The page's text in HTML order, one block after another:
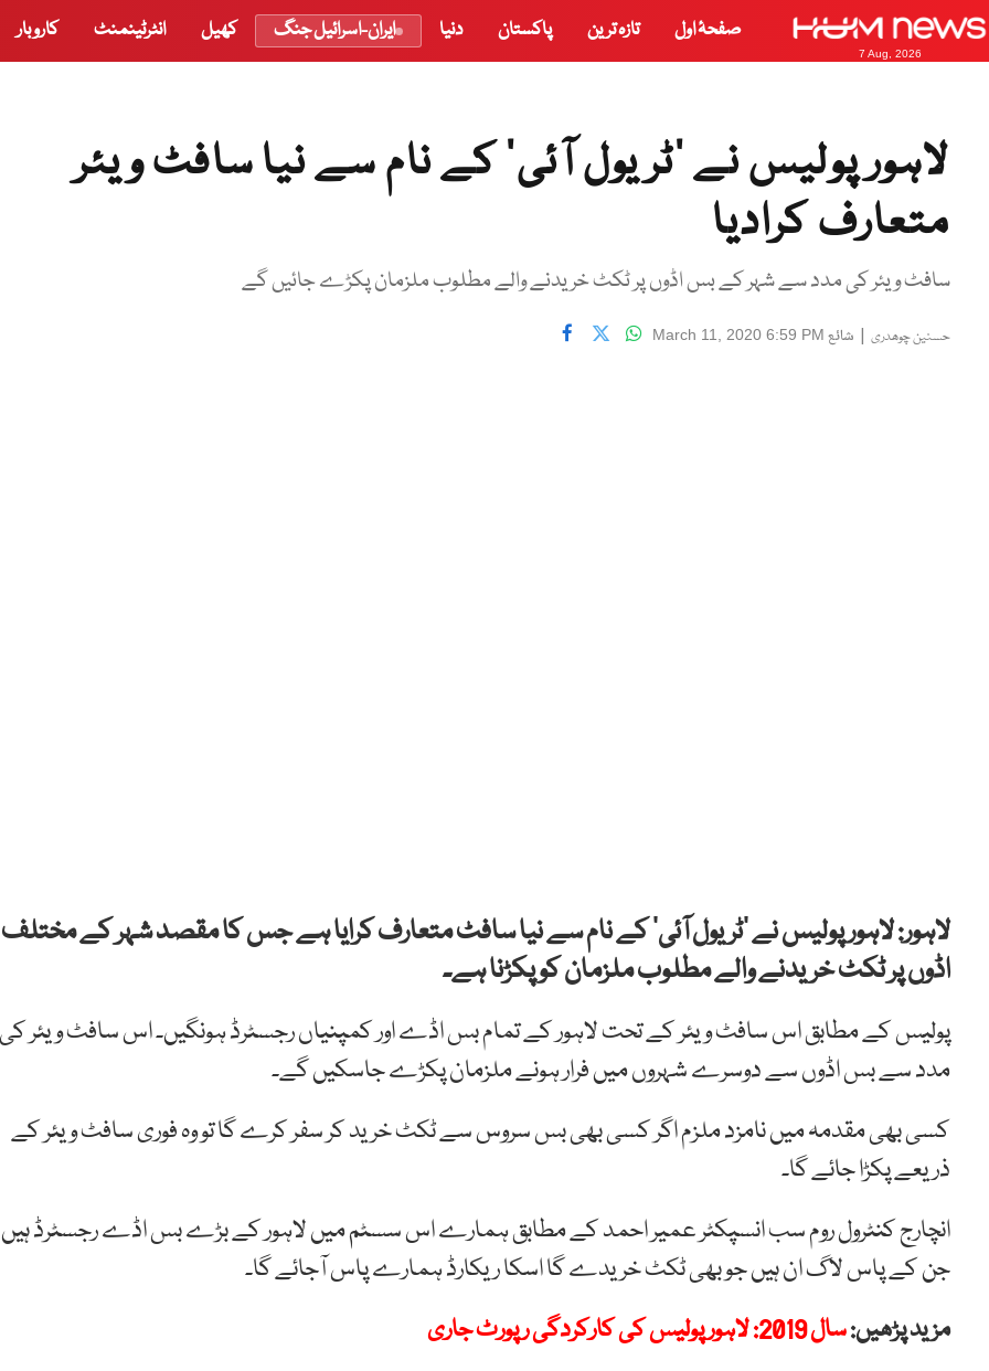
7 Aug, 2026
صفحۂ اول تازہ ترین پاکستان دنیا ایران-اسرائیل جنگ کھیل انٹرٹینمنٹ کاروبار
لاہور پولیس نے ’ٹریول آئی‘ کے نام سے نیا سافٹ ویئر
متعارف کرادیا
سافٹ ویئر کی مدد سے شہر کے بس اڈوں پر ٹکٹ خریدنے والے مطلوب ملزمان پکڑے جائیں گے
حسنین چوھدری | شائع March 11, 2020 6:59 PM
لاہور: لاہور پولیس نے ’ٹریول آئی‘ کے نام سے نیا سافٹ متعارف کرایا ہے جس کا مقصد شہر کے مختلف
اڈوں پر ٹکٹ خریدنے والے مطلوب ملزمان کو پکڑنا ہے۔
پولیس کے مطابق اس سافٹ ویئر کے تحت لاہور کے تمام بس اڈے اور کمپنیاں رجسٹرڈ ہونگیں۔ اس سافٹ ویئر کی
مدد سے بس اڈوں سے دوسرے شہروں میں فرار ہونے ملزمان پکڑے جاسکیں گے۔
کسی بھی مقدمہ میں نامزد ملزم اگر کسی بھی بس سروس سے ٹکٹ خرید کر سفر کرے گا تو وہ فوری سافٹ ویئر کے
ذریعے پکڑا جائے گا۔
انچارج کنٹرول روم سب انسپکٹر عمیر احمد کے مطابق ہمارے اس سسٹم میں لاہور کے بڑے بس اڈے رجسٹرڈ ہیں
جن کے پاس لاگ ان ہیں جو بھی ٹکٹ خریدے گا اسکا ریکارڈ ہمارے پاس آجائے گا۔
مزید پڑھیں:سال 2019: لاہور پولیس کی کارکردگی رپورٹ جاری